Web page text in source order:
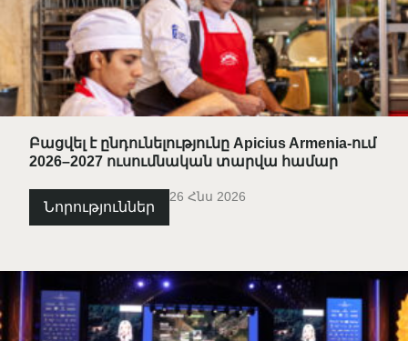
Բացվել է ընդունելությունը Apicius Armenia-ում
2026–2027 ուսումնական տարվա համար
Նորություններ
26 Հնս 2026